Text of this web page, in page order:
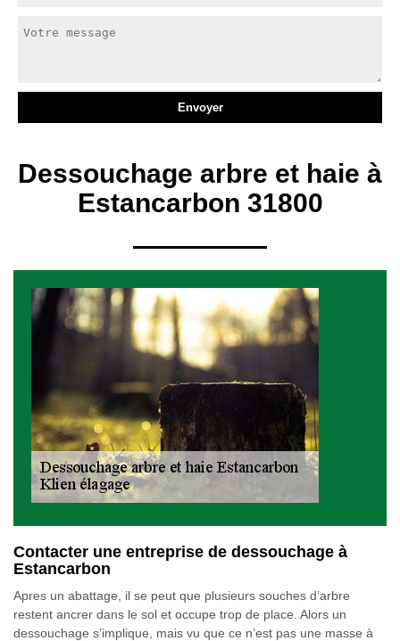
Dessouchage arbre et haie à
Estancarbon 31800
Contacter une entreprise de dessouchage à
Estancarbon
Apres un abattage, il se peut que plusieurs souches d’arbre
restent ancrer dans le sol et occupe trop de place. Alors un
dessouchage s’implique, mais vu que ce n’est pas une masse à